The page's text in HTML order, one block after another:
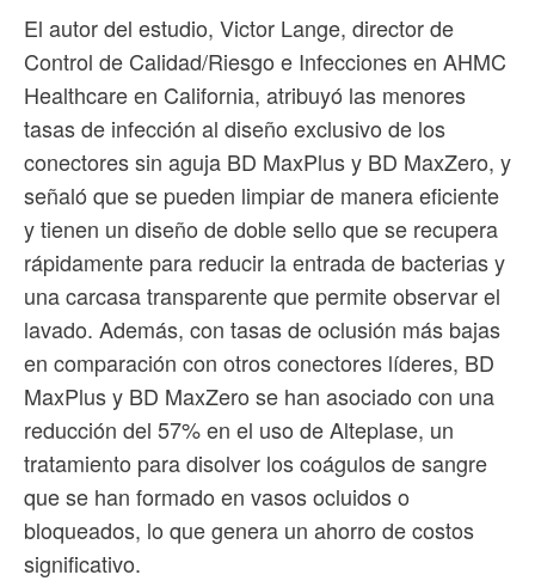
El autor del estudio, Victor Lange, director de
Control de Calidad/Riesgo e Infecciones en AHMC
Healthcare en California, atribuyó las menores
tasas de infección al diseño exclusivo de los
conectores sin aguja BD MaxPlus y BD MaxZero, y
señaló que se pueden limpiar de manera eficiente
y tienen un diseño de doble sello que se recupera
rápidamente para reducir la entrada de bacterias y
una carcasa transparente que permite observar el
lavado. Además, con tasas de oclusión más bajas
en comparación con otros conectores líderes, BD
MaxPlus y BD MaxZero se han asociado con una
reducción del 57% en el uso de Alteplase, un
tratamiento para disolver los coágulos de sangre
que se han formado en vasos ocluidos o
bloqueados, lo que genera un ahorro de costos
significativo.